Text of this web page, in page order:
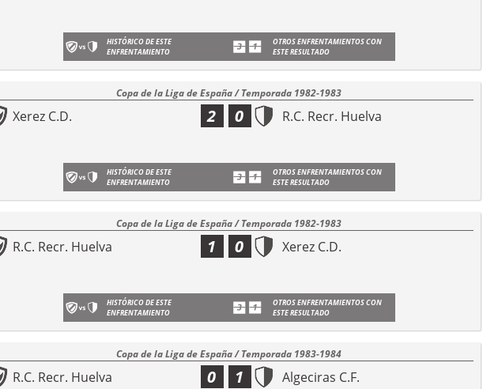
HISTÓRICO DE ESTE
ENFRENTAMIENTO
OTROS ENFRENTAMIENTOS CON
ESTE RESULTADO
Copa de la Liga de España / Temporada 1982-1983
Xerez C.D. 2 R.C. Recr. Huelva
0
HISTÓRICO DE ESTE
ENFRENTAMIENTO
OTROS ENFRENTAMIENTOS CON
ESTE RESULTADO
Copa de la Liga de España / Temporada 1982-1983
R.C. Recr. Huelva 1 Xerez C.D.
0
HISTÓRICO DE ESTE
ENFRENTAMIENTO
OTROS ENFRENTAMIENTOS CON
ESTE RESULTADO
Copa de la Liga de España / Temporada 1983-1984
R.C. Recr. Huelva 0 Algeciras C.F.
1